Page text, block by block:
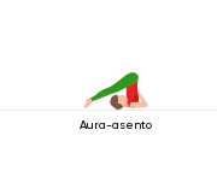
Aura-asento